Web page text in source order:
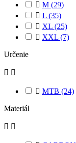
 M (29)
 L (35)
 XL (25)
 XXL (7)
Určenie
 
 MTB (24)
Materiál
 